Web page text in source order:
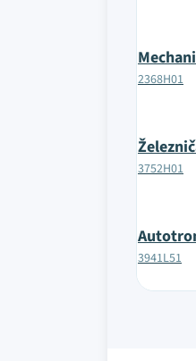
2368H01
3752H01
3941L51